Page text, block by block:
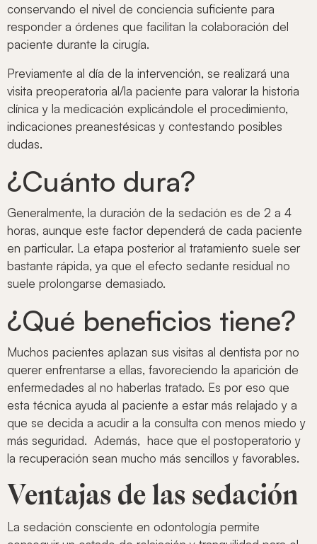
conservando el nivel de conciencia suficiente para
responder a órdenes que facilitan la colaboración del
paciente durante la cirugía.
Previamente al día de la intervención, se realizará una
visita preoperatoria al/la paciente para valorar la historia
clínica y la medicación explicándole el procedimiento,
indicaciones preanestésicas y contestando posibles
dudas.
¿Cuánto dura?
Generalmente, la duración de la sedación es de 2 a 4
horas, aunque este factor dependerá de cada paciente
en particular. La etapa posterior al tratamiento suele ser
bastante rápida, ya que el efecto sedante residual no
suele prolongarse demasiado.
¿Qué beneficios tiene?
Muchos pacientes aplazan sus visitas al dentista por no
querer enfrentarse a ellas, favoreciendo la aparición de
enfermedades al no haberlas tratado. Es por eso que
esta técnica ayuda al paciente a estar más relajado y a
que se decida a acudir a la consulta con menos miedo y
más seguridad. Además, hace que el postoperatorio y
la recuperación sean mucho más sencillos y favorables.
Ventajas de las sedación
La sedación consciente en odontología permite